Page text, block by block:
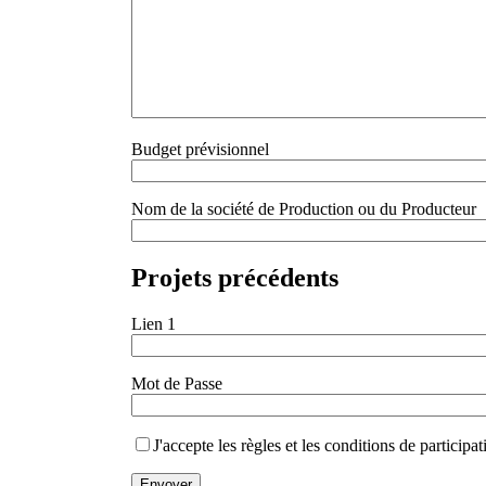
Budget prévisionnel
Nom de la société de Production ou du Producteur
Projets précédents
Lien 1
Mot de Passe
J'accepte les règles et les conditions de